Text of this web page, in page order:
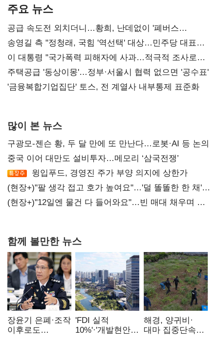
주요 뉴스
공급 속도전 외치더니…황희, 난데없이 '폐버스
리모델링' 제안
송영길 측 "정청래, 국힘 '역선택' 대상…민주당 대표로
총선 지휘 못해"
이 대통령 "국가폭력 피해자에 사과…적극적 조사로
진실 밝혀야"
주택공급 '동상이몽'…정부·서울시 협력 없으면 '공수표'
'금융복합기업집단' 토스, 전 계열사 내부통제 표준화
많이 본 뉴스
구광모-젠슨 황, 두 달 만에 또 만난다…로봇·AI 등 논의
중국 이어 대만도 설비투자…메모리 ‘삼국전쟁’
윙입푸드, 경영진 주가 부양 의지에 상한가
(현장+)"팔 생각 접고 호가 높여요"…'덜 똘똘한 한 채'
20억 키맞추기
(현장+)"12일엔 물건 다 들어와요"…빈 매대 채우며 문
함께 볼만한 뉴스
장윤기 은폐·조작
이후로도
'FDI 실적
10%'·'개발현안
해경, 양귀비·
대마 집중단속…